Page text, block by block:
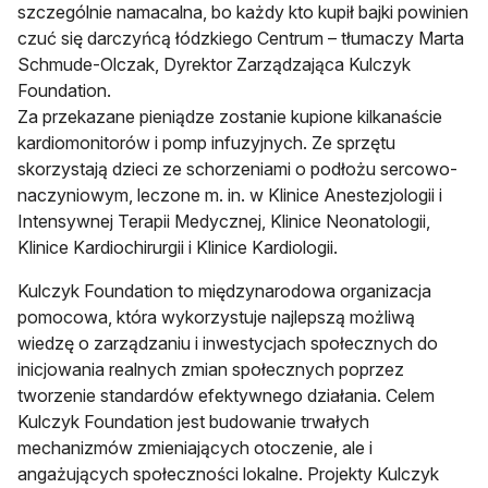
szczególnie namacalna, bo każdy kto kupił bajki powinien
czuć się darczyńcą łódzkiego Centrum – tłumaczy Marta
Schmude-Olczak, Dyrektor Zarządzająca Kulczyk
Foundation.
Za przekazane pieniądze zostanie kupione kilkanaście
kardiomonitorów i pomp infuzyjnych. Ze sprzętu
skorzystają dzieci ze schorzeniami o podłożu sercowo-
naczyniowym, leczone m. in. w Klinice Anestezjologii i
Intensywnej Terapii Medycznej, Klinice Neonatologii,
Klinice Kardiochirurgii i Klinice Kardiologii.
Kulczyk Foundation to międzynarodowa organizacja
pomocowa, która wykorzystuje najlepszą możliwą
wiedzę o zarządzaniu i inwestycjach społecznych do
inicjowania realnych zmian społecznych poprzez
tworzenie standardów efektywnego działania. Celem
Kulczyk Foundation jest budowanie trwałych
mechanizmów zmieniających otoczenie, ale i
angażujących społeczności lokalne. Projekty Kulczyk